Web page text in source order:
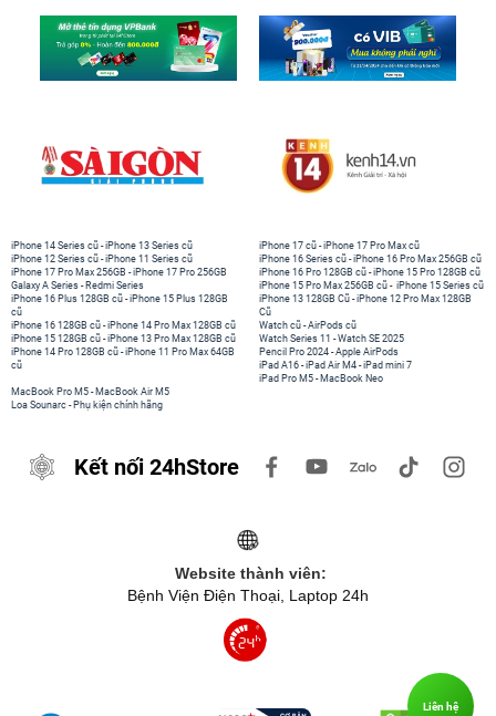
iPhone 14 Series cũ -iPhone 13 Series cũ
iPhone 12 Series cũ -iPhone 11 Series cũ
iPhone 17 Pro Max 256GB -iPhone 17 Pro 256GB
Galaxy A Series - Redmi Series
iPhone 17 cũ -iPhone 17 Pro Max cũ
iPhone 16 Series cũ - iPhone 16 Pro Max 256GB cũ
iPhone 16 Pro 128GB cũ -iPhone 15 Pro 128GB cũ
iPhone 15 Pro Max 256GB cũ - iPhone 15 Series cũ
iPhone 16 Plus 128GB cũ -iPhone 15 Plus 128GB
cũ
iPhone 16 128GB cũ -iPhone 14 Pro Max 128GB cũ
iPhone 15 128GB cũ -iPhone 13 Pro Max 128GB cũ
iPhone 14 Pro 128GB cũ -iPhone 11 Pro Max 64GB
cũ
iPhone 13 128GB Cũ -iPhone 12 Pro Max 128GB
Cũ
Watch cũ -AirPods cũ
Watch Series 11 -Watch SE 2025
Pencil Pro 2024 -Apple AirPods
iPad A16 -iPad Air M4 -iPad mini 7
iPad Pro M5 - MacBook Neo
MacBook Pro M5 - MacBook Air M5
Loa Sounarc - Phụ kiện chính hãng
Kết nối 24hStore
Website thành viên:
Bệnh Viện Điện Thoại, Laptop 24h
Liên hệ